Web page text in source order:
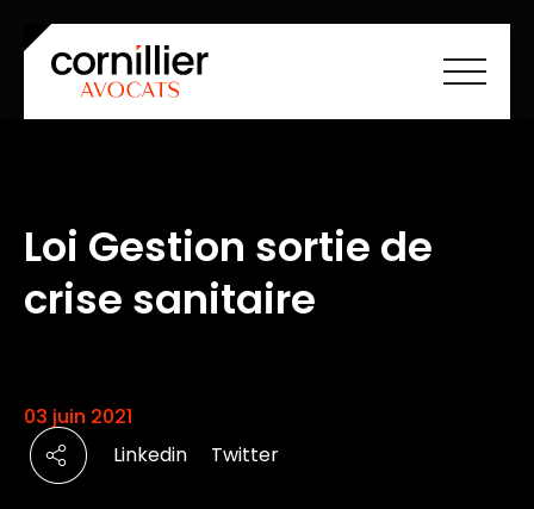
Équipe
Société à mission
Actualités
Loi Gestion sortie de
crise sanitaire
03 juin 2021
Linkedin
Twitter